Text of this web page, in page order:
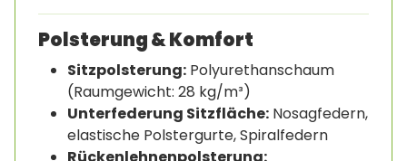
Polsterung & Komfort
Sitzpolsterung: Polyurethanschaum
(Raumgewicht: 28 kg/m³)
Unterfederung Sitzfläche: Nosagfedern,
elastische Polstergurte, Spiralfedern